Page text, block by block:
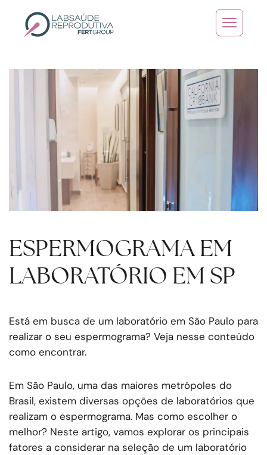
Skip to main content
ESPERMOGRAMA EM
LABORATÓRIO EM SP
Está em busca de um laboratório em São Paulo para
realizar o seu espermograma? Veja nesse conteúdo
como encontrar.
Em São Paulo, uma das maiores metrópoles do
Brasil, existem diversas opções de laboratórios que
realizam o espermograma. Mas como escolher o
melhor? Neste artigo, vamos explorar os principais
fatores a considerar na seleção de um laboratório